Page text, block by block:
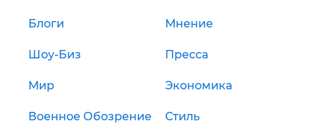
Блоги Мнение
Шоу-Биз Пресса
Мир Экономика
Военное Обозрение Стиль